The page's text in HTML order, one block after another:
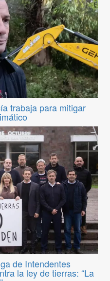
trabaja para mitigar
de Intendentes
la ley de tierras: “La